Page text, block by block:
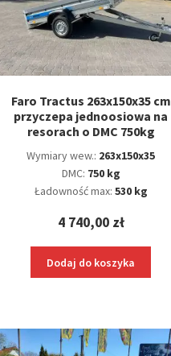
Faro Tractus 263x150x35 cm
przyczepa jednoosiowa na
resorach o DMC 750kg
Wymiary wew.: 263x150x35
DMC: 750 kg
Ładowność max: 530 kg
4 740,00 zł
Dodaj do koszyka